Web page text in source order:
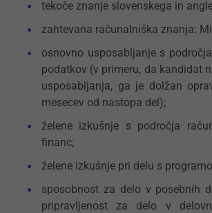
tekoče znanje slovenskega in
zahtevana računalniška znanja:
osnovno usposabljanje s
podatkov (v primeru, da kandidat
usposabljanja, ga je dolžan
mesecev od nastopa del);
želene izkušnje s področja
financ;
želene izkušnje pri delu s
sposobnost za delo v posebnih
pripravljenost za delo v